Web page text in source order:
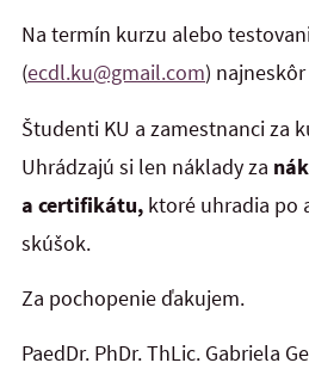
Na termín kurzu alebo
(ecdl.ku@gmail.com)
Študenti KU a zamestnanci za
Uhrádzajú si len náklady za
a certifikátu, ktoré uhradia po
skúšok.
Za pochopenie ďakujem.
PaedDr. PhDr. ThLic. Gabriela